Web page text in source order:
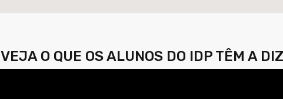
VEJA O QUE OS ALUNOS DO IDP TÊM A